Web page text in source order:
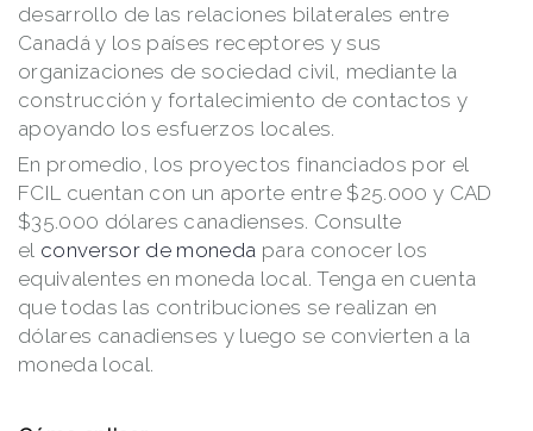
desarrollo de las relaciones bilaterales entre
Canadá y los países receptores y sus
organizaciones de sociedad civil, mediante la
construcción y fortalecimiento de contactos y
apoyando los esfuerzos locales.
En promedio, los proyectos financiados por el
FCIL cuentan con un aporte entre $25.000 y CAD
$35.000 dólares canadienses. Consulte
el conversor de moneda para conocer los
equivalentes en moneda local. Tenga en cuenta
que todas las contribuciones se realizan en
dólares canadienses y luego se convierten a la
moneda local.